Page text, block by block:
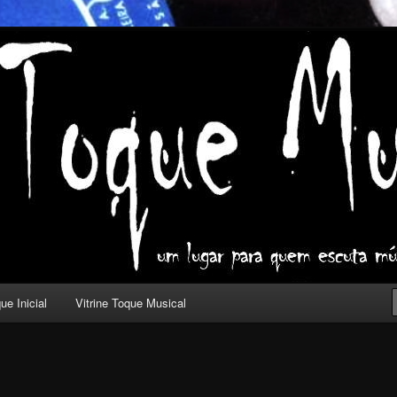
com outros olhos.
Inicial Vitrine Toque Musical